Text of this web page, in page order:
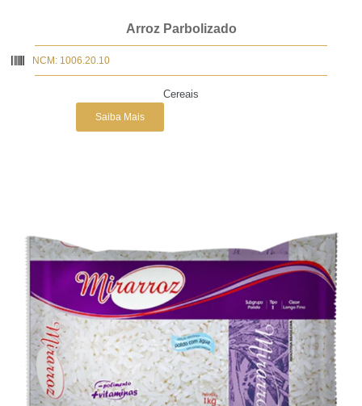
Arroz Parbolizado
NCM: 1006.20.10
Cereais
Saiba Mais